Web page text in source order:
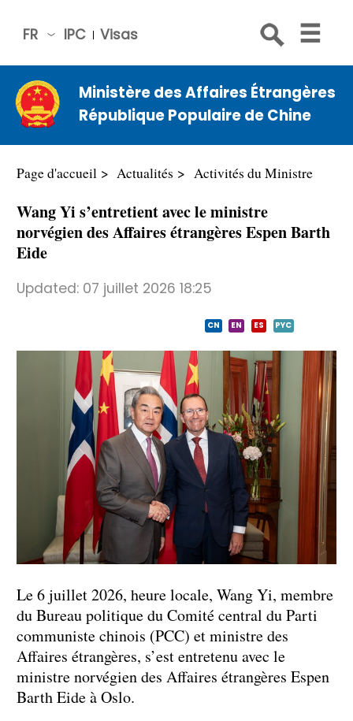
IPC Visas
FR
中文
Engli
sh
Русс
ñol
عربي
Ministère des Affaires Étrangères
République Populaire de Chine
Page d'accueil Actualités Activités du Ministre
Wang Yi s’entretient avec le ministre
norvégien des Affaires étrangères Espen Barth
Eide
Updated: 07 juillet 2026 18:25
CN EN ES PYC
Le 6 juillet 2026, heure locale, Wang Yi, membre
du Bureau politique du Comité central du Parti
communiste chinois (PCC) et ministre des
Affaires étrangères, s’est entretenu avec le
ministre norvégien des Affaires étrangères Espen
Barth Eide à Oslo.